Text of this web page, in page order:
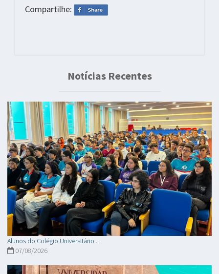
Compartilhe:
Notícias Recentes
Alunos do Colégio Universitário...
07/08/2026